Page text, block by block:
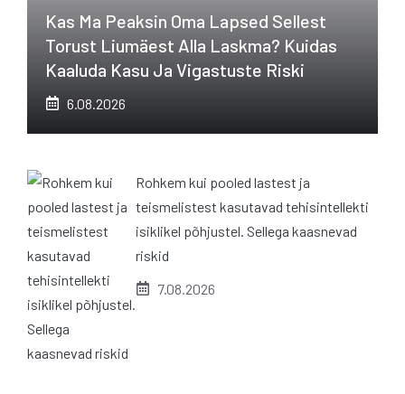
Kas Ma Peaksin Oma Lapsed Sellest
Torust Liumäest Alla Laskma? Kuidas
Kaaluda Kasu Ja Vigastuste Riski
6.08.2026
Rohkem kui pooled lastest ja
teismelistest kasutavad tehisintellekti
isiklikel põhjustel. Sellega kaasnevad
riskid
7.08.2026